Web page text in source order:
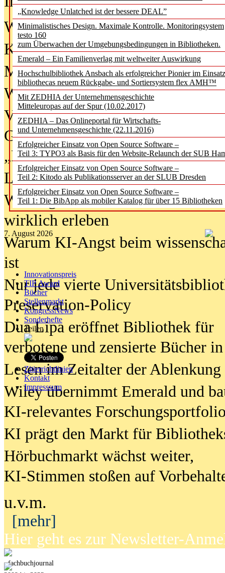
„Knowledge Unlatched ist der bessere DEAL”
Minimalistisches Design. Maximale Kontrolle. Monitoringsystem
testo 160
zum Überwachen der Umgebungsbedingungen in Bibliotheken.
Emerald – Ein Familienverlag mit weltweiter Auswirkung
Hochschulbibliothek Ansbach als erfolgreicher Pionier im
bibliothecas neuem Rückgabe- und Sortiersystem flex AMH™
Mit ZEDHIA der Unternehmensgeschichte
Mitteleuropas auf der Spur (10.02.2017)
ZEDHIA – Das Onlineportal für Wirtschafts-
und Unternehmensgeschichte (22.11.2016)
Erfolgreicher Einsatz von Open Source Software –
Teil 3: TYPO3 als Basis für den Website-Relaunch der SUB
Erfolgreicher Einsatz von Open Source Software –
Teil 2: Kitodo als Publikationsserver an der SLUB Dresden
Erfolgreicher Einsatz von Open Source Software –
Teil 1: Die BibApp als mobiler Katalog für über 15 Bibliotheken
7. August 2026
Innovationspreis
TIP Award
Bücher
Stellenmarkt
KongressNews
Sonderhefte
Teilen
Zitierrichtlinien
Kontakt
Impresssum
Was Hochschul­bibliotheken von
Kinder in der digitalen Welt
Metadaten als Infrastruktur
Wenn Bots katalogisieren
Von Abschlusskleidern bis
Geisterjagd-Ausrüstung in der
„Library of Things“ unterwegs
Lesen als Infrastrukturaufgabe
Wie Jugendliche Social Media
wirklich erleben
Warum KI-Angst beim
ist
Nur jede vierte
Preservation-Policy
Dua Lipa eröffnet Bibliothek für
verbotene und zensierte Bücher
Lesen im Zeitalter der Ablenkung
Wiley übernimmt Emerald und
KI-relevantes
KI prägt den Markt für
Hörbuchmarkt wächst weiter,
KI-Stimmen stoßen auf
u.v.m.
[mehr]
Hier geht es zur Newsletter-
fachbuchjournal